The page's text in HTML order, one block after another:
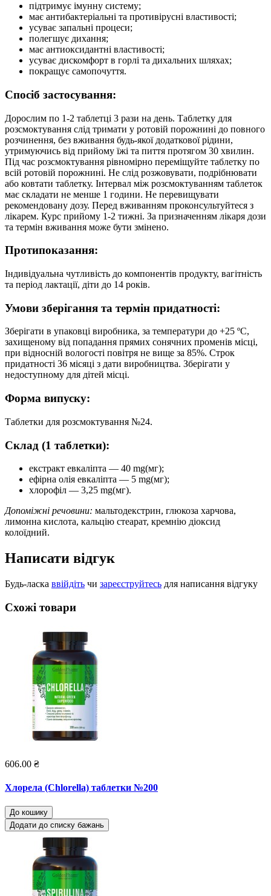
підтримує імунну систему;
має антибактеріальні та противірусні властивості;
усуває запальні процеси;
полегшує дихання;
має антиоксидантні властивості;
усуває дискомфорт в горлі та дихальних шляхах;
покращує самопочуття.
Спосіб застосування:
Дорослим по 1-2 таблетці 3 рази на день. Таблетку для
розсмоктування слід тримати у ротовій порожнині до повного
розчинення, без вживання будь-якої додаткової рідини,
утримуючись від прийому їжі та пиття протягом 30 хвилин.
Під час розсмоктування рівномірно переміщуйте таблетку по
всій ротовій порожнині. Не слід розжовувати, подрібнювати
або ковтати таблетку. Інтервал між розсмоктуванням таблеток
має складати не менше 1 години. Не перевищувати
рекомендовану дозу. Перед вживанням проконсультуйтеся з
лікарем. Курс прийому 1-2 тижні. За призначенням лікаря дози
та термін вживання може бути змінено.
Протипоказання:
Індивідуальна чутливість до компонентів продукту, вагітність
та період лактації, діти до 14 років.
Умови зберігання та термін придатності:
Зберігати в упаковці виробника, за температури до +25 ºС,
захищеному від попадання прямих сонячних променів місці,
при відносній вологості повітря не вище за 85%. Строк
придатності 36 місяці з дати виробництва. Зберігати у
недоступному для дітей місці.
Форма випуску:
Таблетки для розсмоктування №24.
Склад (1 таблетки):
екстракт евкаліпта — 40 mg(мг);
ефірна олія евкаліпта — 5 mg(мг);
хлорофіл — 3,25 mg(мг).
Допоміжні речовини: мальтодекстрин, глюкоза харчова,
лимонна кислота, кальцію стеарат, кремнію діоксид
колоїдний.
Написати відгук
Будь-ласка ввійдіть чи зареєструйтесь для написання відгуку
Схожі товари
606.00 ₴
Хлорела (Chlorella) таблетки №200
До кошику
Додати до списку бажань